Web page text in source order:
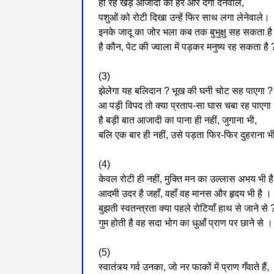
हो रहे खड़े आजादी को हर ओर दगा देनेवाले,
पशुओं को रोटी दिखा उन्हें फिर साथ लगा लेनेवाले।
इनके जादू का जोर भला कब तक बुभुक्षु सह सकता
है कौन, पेट की ज्वाला में पड़कर मनुष्य रह सकता है
(3)
झेलेगा यह बलिदान ? भूख की घनी चोट सह पाएगा ?
आ पड़ी विपद तो क्या प्रताप-सा घास चबा रह पाएगा
है बड़ी बात आजादी का पाना ही नहीं, जुगाना भी,
बलि एक बार ही नहीं, उसे पड़ता फिर-फिर दुहराना
(4)
केवल रोटी ही नहीं, मुक्ति मन का उल्लास अभय भी
आदमी उदर है जहाँ, वहाँ वह मानस और हृदय भी है ।
बुझती स्वतन्त्रता क्या पहले रोटियाँ हाथ से जाने से
गुम होती है वह सदा भोग का धुआँ प्राण पर छाने से ।
(5)
स्वातंत्र्य गर्व उनका, जो नर फाकों में प्राण गँवाते हैं,